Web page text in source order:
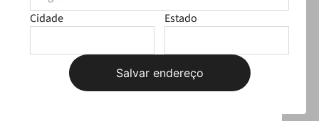
Cidade Estado
Salvar endereço
Classificação média: 0
(0 avaliações)
Faça login para escrever uma avaliação.